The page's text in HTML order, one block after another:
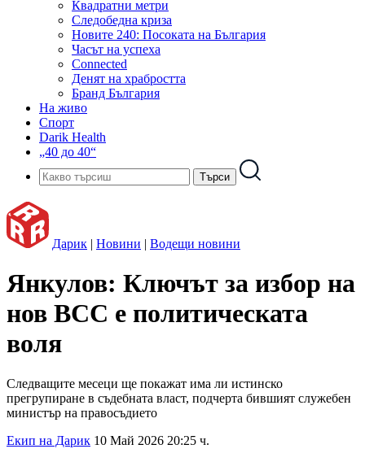
Квадратни метри
Следобедна криза
Новите 240: Посоката на България
Часът на успеха
Connected
Денят на храбростта
Бранд България
На живо
Спорт
Darik Health
„40 до 40“
Дарик | Новини | Водещи новини
Янкулов: Ключът за избор на
нов ВСС е политическата
воля
Следващите месеци ще покажат има ли истинско
прегрупиране в съдебната власт, подчерта бившият служебен
министър на правосъдието
Екип на Дарик 10 Май 2026 20:25 ч.